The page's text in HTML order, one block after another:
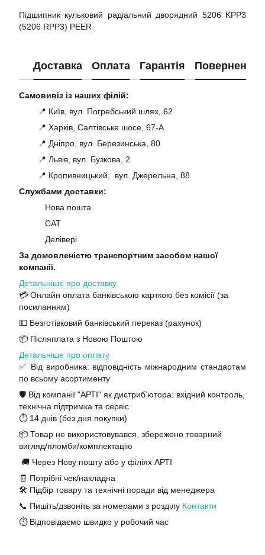
Підшипник кульковий радіальний дворядний 5206 KPP3
(5206 RPP3) PEER
Доставка Оплата Гарантія Повернення
Самовивіз із наших філій:
📍 Київ, вул. Погребський шлях, 62
📍 Харків, Салтівське шосе, 67-А
📍 Дніпро, вул. Березинська, 80
📍 Львів, вул. Бузкова, 2
📍 Кропивницький, вул. Джерельна, 88
Службами доставки:
Нова пошта
САТ
Делівері
За домовленістю транспортним засобом нашої
компанії.
Детальніше про доставку
💳 Онлайн оплата банківською карткою без комісії (за
посиланням)
💵 Безготівковий банківський переказ (рахунок)
📦 Післяплата з Новою Поштою
Детальніше про оплату
✅ Від виробника: відповідність міжнародним стандартам
по всьому асортименту
🛡️ Від компанії "АРТІ" як дистриб’ютора: вхідний контроль,
технічна підтримка та сервіс
⏱️ 14 днів (без дня покупки)
📦 Товар не використовувався, збережено товарний
вигляд/пломби/комплектацію
🚚 Через Нову пошту або у філіях АРТІ
🧾 Потрібні чек/накладна
🛠️ Підбір товару та технічні поради від менеджера
📞 Пишіть/дзвоніть за номерами з розділу Контакти
⏱️ Відповідаємо швидко у робочий час